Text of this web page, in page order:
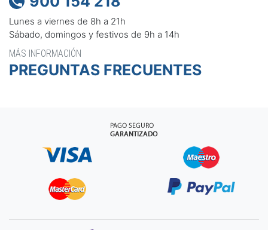
Lunes a viernes de 8h a 21h
Sábado, domingos y festivos de 9h a 14h
MÁS INFORMACIÓN
PREGUNTAS FRECUENTES